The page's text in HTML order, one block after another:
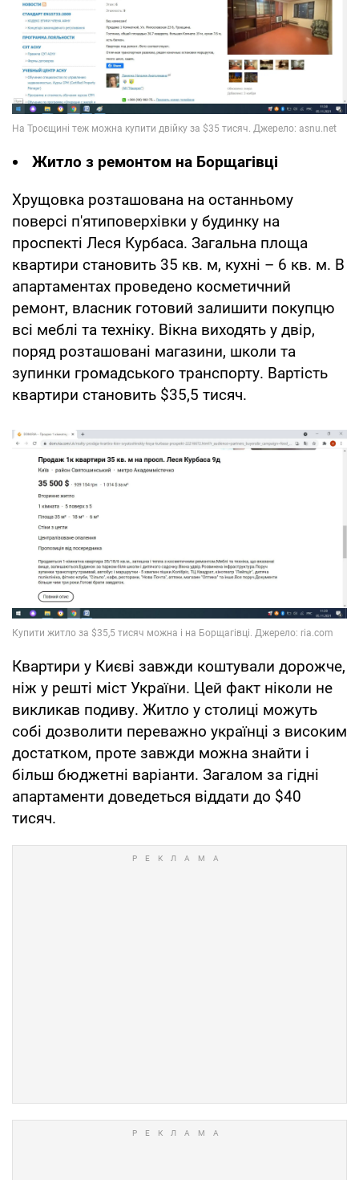
Житло з ремонтом на Борщагівці
Хрущовка розташована на останньому
поверсі п'ятиповерхівки у будинку на
проспекті Леся Курбаса. Загальна площа
квартири становить 35 кв. м, кухні – 6 кв. м. В
апартаментах проведено косметичний
ремонт, власник готовий залишити покупцю
всі меблі та техніку. Вікна виходять у двір,
поряд розташовані магазини, школи та
зупинки громадського транспорту. Вартість
квартири становить $35,5 тисяч.
Квартири у Києві завжди коштували дорожче,
ніж у решті міст України. Цей факт ніколи не
викликав подиву. Житло у столиці можуть
собі дозволити переважно українці з високим
достатком, проте завжди можна знайти і
більш бюджетні варіанти. Загалом за гідні
апартаменти доведеться віддати до $40
тисяч.